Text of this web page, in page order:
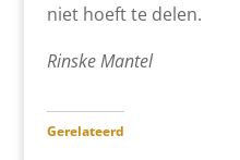
niet hoeft te delen.
Rinske Mantel
Gerelateerd